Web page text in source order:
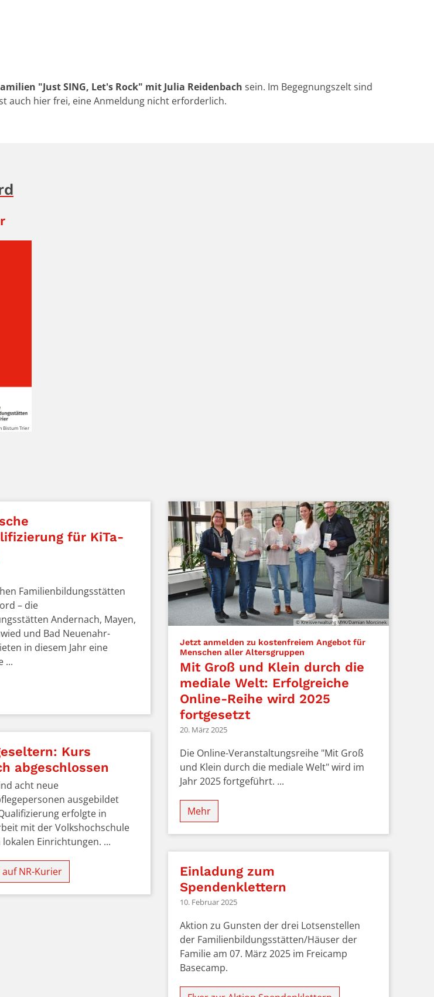
"Just SING, Let's Rock" mit Julia Reidenbach sein. Im Begegnungszelt sind
auch hier frei, eine Anmeldung nicht erforderlich.
Bistum Trier
Bistum Trier
für KiTa-
Familienbildungsstätten
– die
Andernach, Mayen,
und Bad Neuenahr-
in diesem Jahr eine
...
© Kreisverwaltung MYK/Damian Morcinek
Jetzt anmelden zu kostenfreiem Angebot für
Menschen aller Altersgruppen
Mit Groß und Klein durch die
mediale Welt: Erfolgreiche
Online-Reihe wird 2025
fortgesetzt
20. März 2025
Die Online-Veranstaltungsreihe "Mit Groß
und Klein durch die mediale Welt" wird im
Jahr 2025 fortgeführt. ...
Mehr
Kurs
abgeschlossen
acht neue
ausgebildet
erfolgte in
mit der Volkshochschule
Einrichtungen. ...
NR-Kurier
Einladung zum
Spendenklettern
10. Februar 2025
Aktion zu Gunsten der drei Lotsenstellen
der Familienbildungsstätten/Häuser der
Familie am 07. März 2025 im Freicamp
Basecamp.